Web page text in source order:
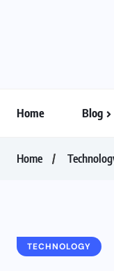
Home Blog
Home
TECHNOLOGY